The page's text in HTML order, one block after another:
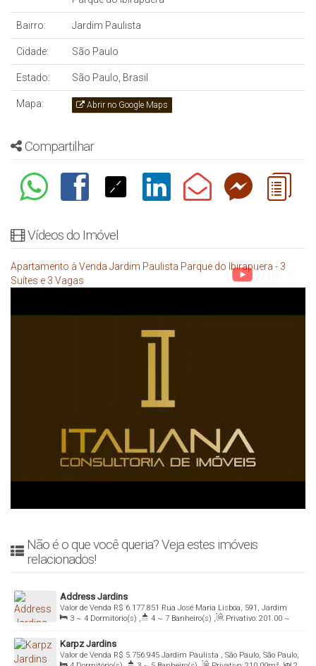
Bairro: Jardim Paulista
Cidade: São Paulo
Estado: São Paulo, Brasil
Mapa: Abrir no Google Maps
Compartilhar
Vídeos do Imóvel
Apartamento à Venda Jardim Paulista Parque do Ibirapuera - 3
Suítes e 3 Vagas
Não é o que você queria? Veja estes imóveis
relacionados!
Address Jardins
R$ 6.177.851
Valor de Venda
Rua José Maria Lisboa, 591, Jardim
Paulista, 01423-001, Jardim Paulista , São Paulo, São Paulo, Brasil
3 ~ 4 Dormitório(s) , 4 ~ 7 Banheiro(s) , Privativo: 201 .00 ~
398.27m² , 2 Sala(s) , 3 ~ 4 Suíte(s) , Total: 201.00m² ,
3 ~
4 Vaga(s) , Útil:
Karpz Jardins
R$ 5.756.945
Valor de Venda
Jardim Paulista , São Paulo, São Paulo,